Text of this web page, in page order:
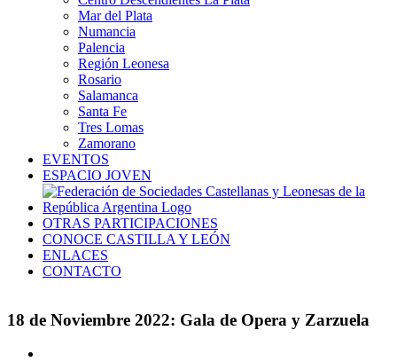
Mar del Plata
Numancia
Palencia
Región Leonesa
Rosario
Salamanca
Santa Fe
Tres Lomas
Zamorano
EVENTOS
ESPACIO JOVEN
OTRAS PARTICIPACIONES
CONOCE CASTILLA Y LEÓN
ENLACES
CONTACTO
18 de Noviembre 2022: Gala de Opera y Zarzuela